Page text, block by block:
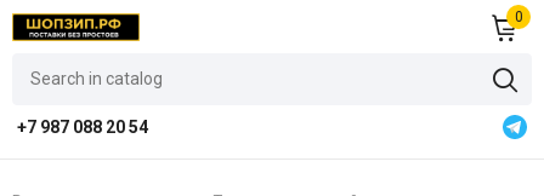
0
+7 987 088 20 54